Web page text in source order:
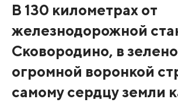
В 130 километрах от
железнодорожной
Сковородино, в
огромной воронкой
самому сердцу земли